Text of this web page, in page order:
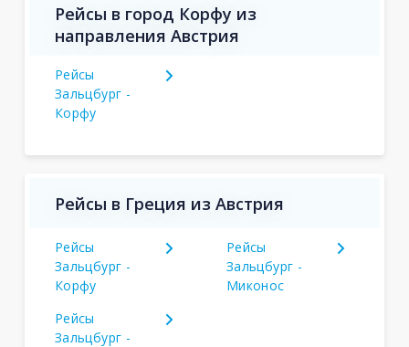
Рейсы в город Корфу из
направления Австрия
Рейсы
Зальцбург -
Корфу
Рейсы в Греция из Австрия
Рейсы
Зальцбург -
Корфу
Рейсы
Зальцбург -
Миконос
Рейсы
Зальцбург -